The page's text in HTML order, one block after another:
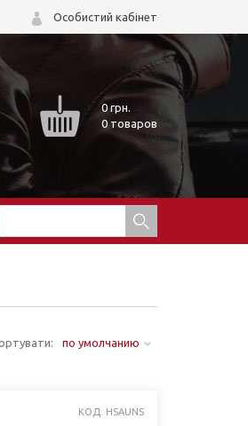
Особистий кабінет
0грн.
0 товаров
по умолчанию
КОД: HSAUNS